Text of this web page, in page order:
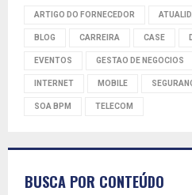
ARTIGO DO FORNECEDOR
BLOG CARREIRA CASE
EVENTOS GESTAO DE NEGOCIOS
INTERNET MOBILE
SOA BPM TELECOM
BUSCA POR CONTEÚDO